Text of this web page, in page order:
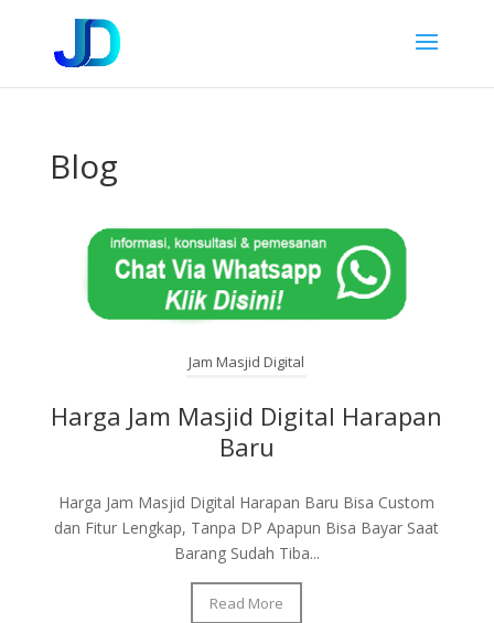
Blog
Jam Masjid Digital
Harga Jam Masjid Digital Harapan
Baru
Harga Jam Masjid Digital Harapan Baru Bisa Custom
dan Fitur Lengkap, Tanpa DP Apapun Bisa Bayar Saat
Barang Sudah Tiba...
Read More